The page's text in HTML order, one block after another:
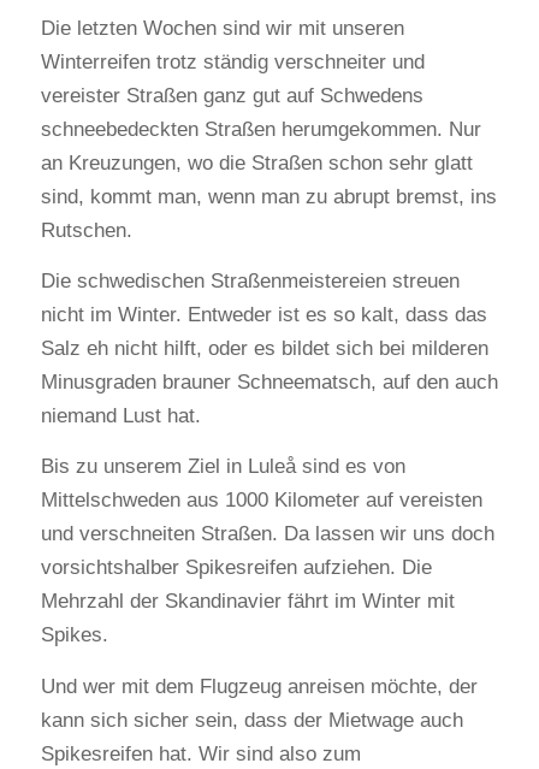
Die letzten Wochen sind wir mit unseren
Winterreifen trotz ständig verschneiter und
vereister Straßen ganz gut auf Schwedens
schneebedeckten Straßen herumgekommen. Nur
an Kreuzungen, wo die Straßen schon sehr glatt
sind, kommt man, wenn man zu abrupt bremst, ins
Rutschen.
Die schwedischen Straßenmeistereien streuen
nicht im Winter. Entweder ist es so kalt, dass das
Salz eh nicht hilft, oder es bildet sich bei milderen
Minusgraden brauner Schneematsch, auf den auch
niemand Lust hat.
Bis zu unserem Ziel in Luleå sind es von
Mittelschweden aus 1000 Kilometer auf vereisten
und verschneiten Straßen. Da lassen wir uns doch
vorsichtshalber Spikesreifen aufziehen. Die
Mehrzahl der Skandinavier fährt im Winter mit
Spikes.
Und wer mit dem Flugzeug anreisen möchte, der
kann sich sicher sein, dass der Mietwage auch
Spikesreifen hat. Wir sind also zum